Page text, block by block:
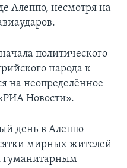
Алеппо, несмотря на
политического
народа к
на неопределённое
Новости».
день в Алеппо
мирных жителей
гуманитарным